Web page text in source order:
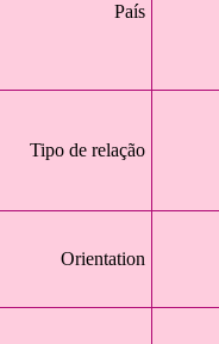
País
Tipo de relação
Orientation